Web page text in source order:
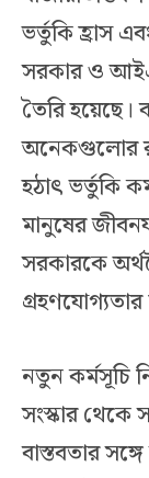
ভর্তুকি হ্রাস
সরকার ও
তৈরি হয়েছে।
অনেকগুলোর
হঠাৎ ভর্তুকি
মানুষের
সরকারকে
নতুন কর্মসূচি
সংস্কার
বাস্তবতার